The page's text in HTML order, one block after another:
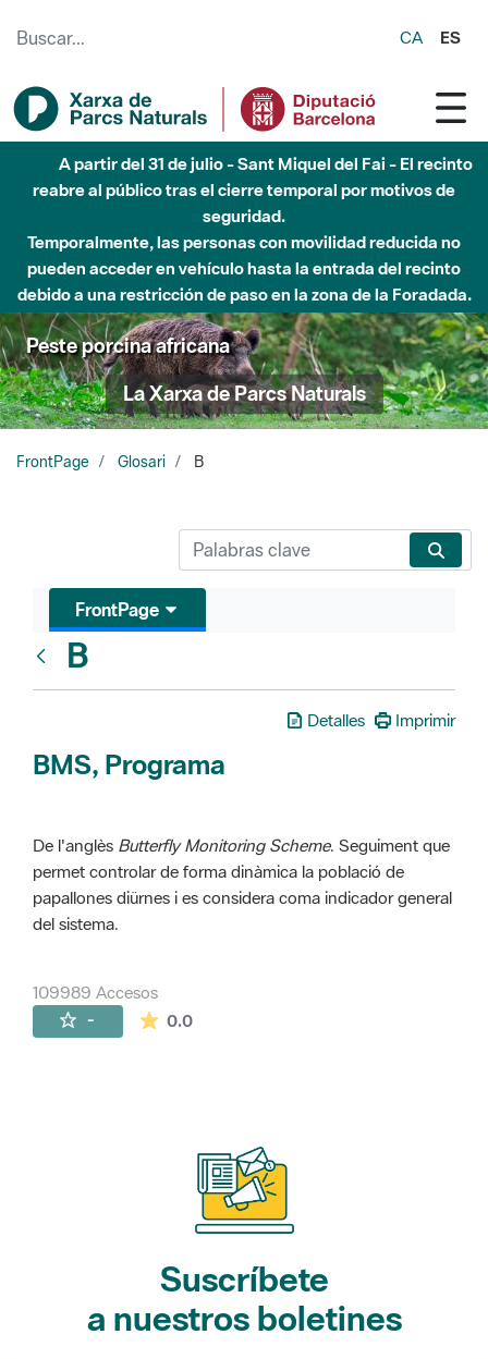
CA ES
A partir del 31 de julio - Sant Miquel del Fai - El recinto
reabre al público tras el cierre temporal por motivos de
seguridad.
Temporalmente, las personas con movilidad reducida no
pueden acceder en vehículo hasta la entrada del recinto
debido a una restricción de paso en la zona de la Foradada.
Peste porcina africana
La Xarxa de Parcs Naturals
FrontPage Glosari B
FrontPage
B
Detalles Imprimir
BMS, Programa
De l'anglès Butterfly Monitoring Scheme. Seguiment que
permet controlar de forma dinàmica la població de
papallones diürnes i es considera coma indicador general
del sistema.
109989 Accesos
- 0.0La valoración media es de 0 estrellas de
Suscríbete
a nuestros boletines